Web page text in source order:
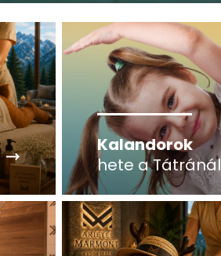
Kalandorok
hete a Tátránál